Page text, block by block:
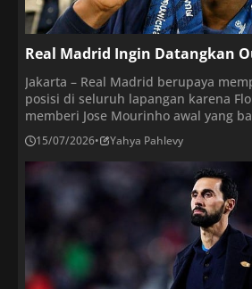
Real Madrid Ingin Datangkan
Jakarta – Real Madrid berupaya
posisi di seluruh lapangan karena
memberi Jose Mourinho awal yang
kembali proyek klub. Bursa transfer
sedang berlangsung, dalam hal ini,
Blancos dikaitkan dengan hampir
dunia sepak bola. Mulai dari Rodri
15/07/2026• Yahya Pahlevy